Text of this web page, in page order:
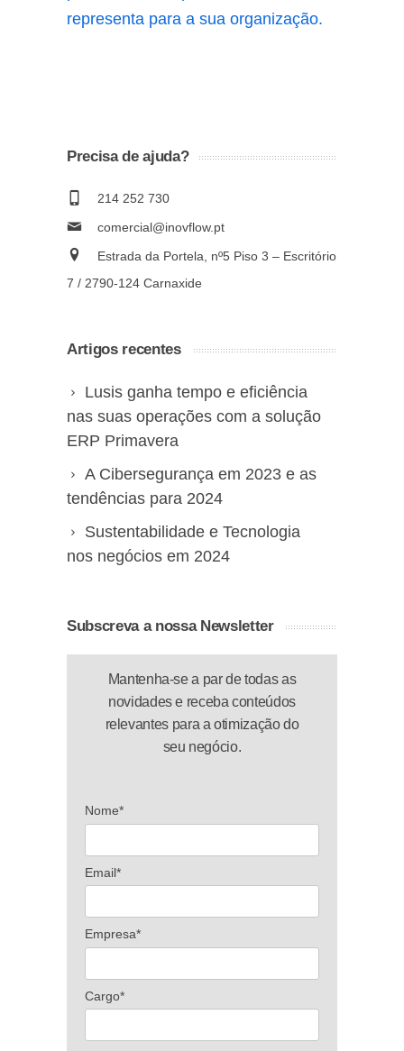
representa para a sua organização.
Precisa de ajuda?
214 252 730
comercial@inovflow.pt
Estrada da Portela, nº5 Piso 3 – Escritório
7 / 2790-124 Carnaxide
Artigos recentes
Lusis ganha tempo e eficiência
nas suas operações com a solução
ERP Primavera
A Cibersegurança em 2023 e as
tendências para 2024
Sustentabilidade e Tecnologia
nos negócios em 2024
Subscreva a nossa Newsletter
Mantenha-se a par de todas as
novidades e receba conteúdos
relevantes para a otimização do
seu negócio.
Nome*
Email*
Empresa*
Cargo*